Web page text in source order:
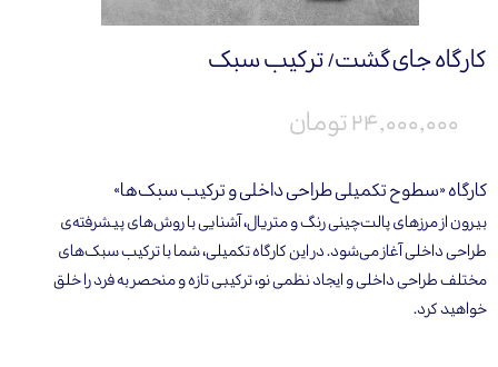
کارگاه جای‌گشت/ ترکیب سبک
۲۴,۰۰۰,۰۰۰ تومان
کارگاه «سطوح تکمیلی طراحی داخلی و ترکیب سبک‌ها»
بیرون از مرزهای پالت‌چینی رنگ و متریال، آشنایی با روش‌های پیشرفته‌ی
طراحی داخلی آغاز می‌شود. در این کارگاه تکمیلی، شما با ترکیب سبک‌های
مختلف طراحی داخلی و ایجاد نظمی نو، ترکیبی تازه و منحصر به فرد را خلق
خواهید کرد.